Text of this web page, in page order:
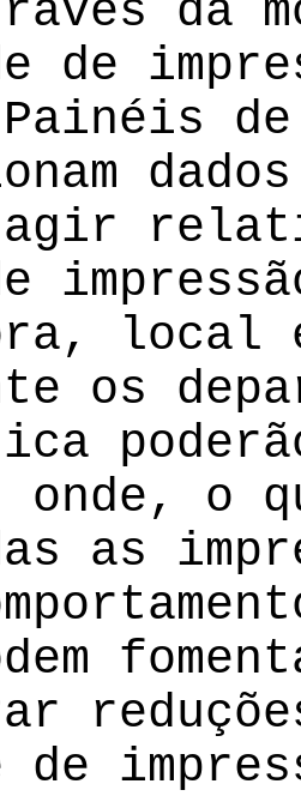
da
de
os
onde, o
as
de